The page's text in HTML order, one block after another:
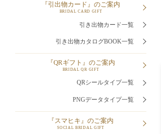
『引出物カード』のご案内
BRIDAL CARD GIFT
引き出物カード一覧
引き出物カタログBOOK一覧
『QRギフト』のご案内
BRIDAL QR GIFT
QRシールタイプ一覧
PNGデータタイプ一覧
『スマヒキ』のご案内
SOCIAL BRIDAL GIFT